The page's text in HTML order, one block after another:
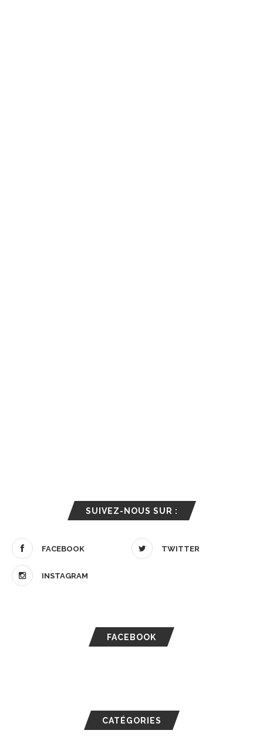
SUIVEZ-NOUS SUR :
FACEBOOK TWITTER
INSTAGRAM
FACEBOOK
CATÉGORIES